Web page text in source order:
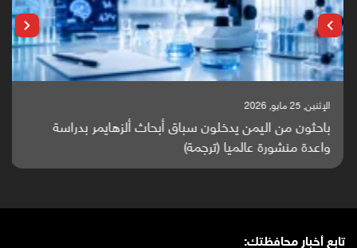
الإثنين, 25 مايو, 2026
باحثون من اليمن يدخلون سباق أبحاث ألزهايمر بدراسة
واعدة منشورة عالميا (ترجمة)
تابع أخبار محافظتك: